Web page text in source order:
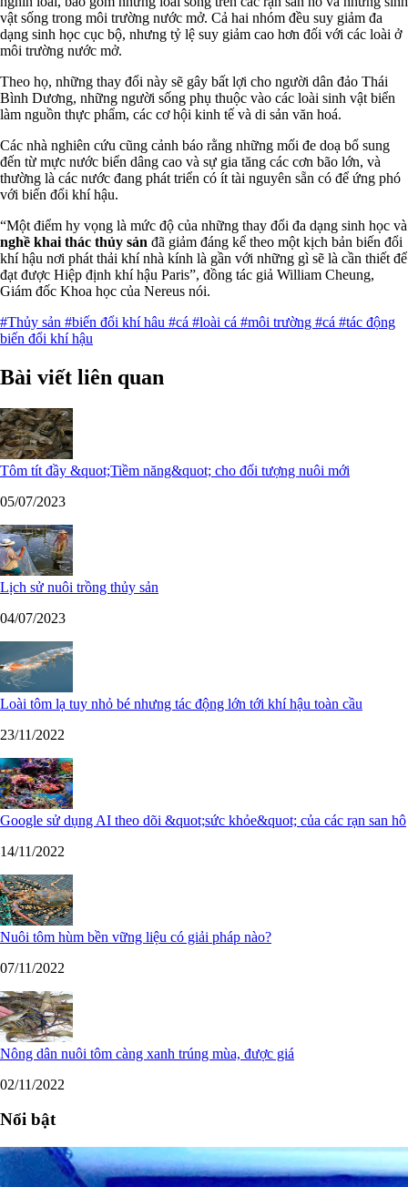
vật sống trong môi trường nước mở. Cả hai nhóm đều suy giảm đa
dạng sinh học cục bộ, nhưng tỷ lệ suy giảm cao hơn đối với các loài ở
môi trường nước mở.
Theo họ, những thay đổi này sẽ gây bất lợi cho người dân đảo Thái
Bình Dương, những người sống phụ thuộc vào các loài sinh vật biển
làm nguồn thực phẩm, các cơ hội kinh tế và di sản văn hoá.
Các nhà nghiên cứu cũng cảnh báo rằng những mối đe doạ bổ sung
đến từ mực nước biển dâng cao và sự gia tăng các cơn bão lớn, và
thường là các nước đang phát triển có ít tài nguyên sẵn có để ứng phó
với biến đổi khí hậu.
“Một điểm hy vọng là mức độ của những thay đổi đa dạng sinh học và
nghề khai thác thủy sản đã giảm đáng kể theo một kịch bản biến đổi
khí hậu nơi phát thải khí nhà kính là gần với những gì sẽ là cần thiết để
đạt được Hiệp định khí hậu Paris”, đồng tác giả William Cheung,
Giám đốc Khoa học của Nereus nói.
#Thủy sản #biến đổi khí hâu #cá #loài cá #môi trường #cá #tác động
biến đổi khí hậu
Bài viết liên quan
Tôm tít đầy &quot;Tiềm năng&quot; cho đối tượng nuôi mới
05/07/2023
Lịch sử nuôi trồng thủy sản
04/07/2023
Loài tôm lạ tuy nhỏ bé nhưng tác động lớn tới khí hậu toàn cầu
23/11/2022
Google sử dụng AI theo dõi &quot;sức khỏe&quot; của các rạn san hô
14/11/2022
Nuôi tôm hùm bền vững liệu có giải pháp nào?
07/11/2022
Nông dân nuôi tôm càng xanh trúng mùa, được giá
02/11/2022
Nổi bật